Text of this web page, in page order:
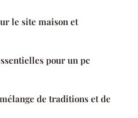
le site maison et
pour un pc
de traditions et de